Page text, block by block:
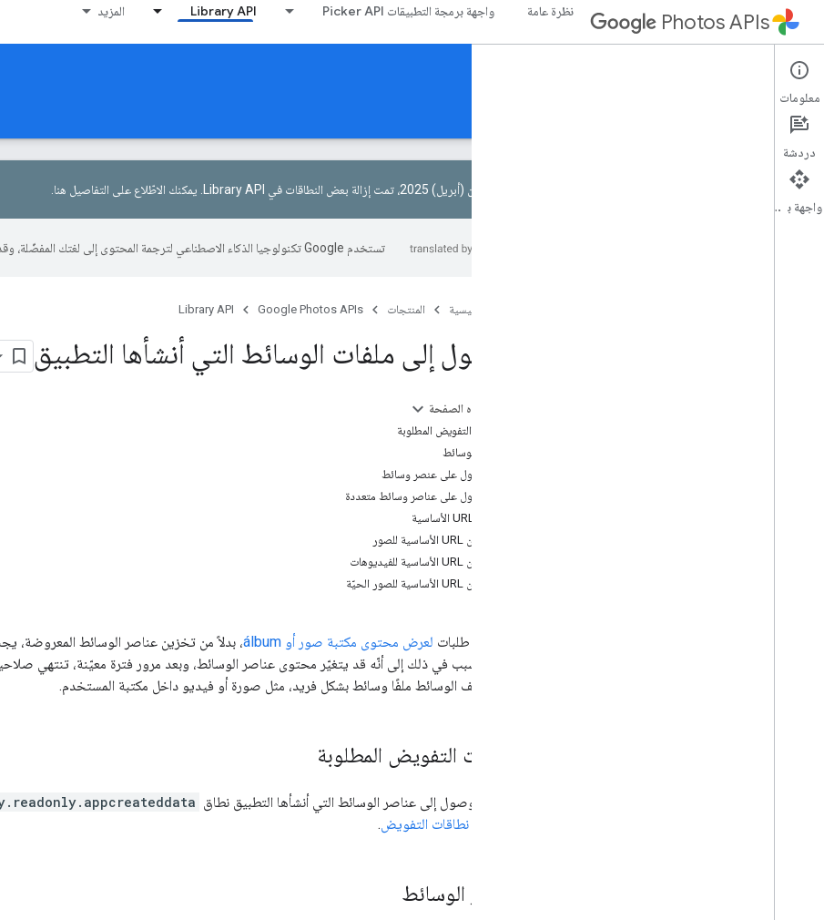
Photos APIs نظرة عامة واجهة برمجة التطبيقات Picker API Library API المزيد
Library API
الأدلة
يمكنك الاطّلاع على التفاصيل هنا
تستخدم Google تكنولوجيا الذكاء الاصطناعي لترجمة المحتوى إلى لغتك المفضّلة، وقد تتضمّن بعض الأخطاء.
الصفحة الرئيسية المنتجات Google Photos APIs
Library API
الوصول إلى ملفات الوسائط التي أنشأها التطبيق
على هذه الصفحة
نطاقات التفويض المطلوبة
عناصر الوسائط
الحصول على عنصر وسائط
الحصول على عناصر وسائط متعددة
عناوين URL الأساسية للصور
عناوين URL الأساسية للفيديوهات
عناوين URL الأساسية للصور الحيّة
بعد إجراء طلبات لعرض محتوى مكتبة صور أو álbum
، بدلاً من تخزين عناصر الوسائط المعروضة،
تعريف ملف الوسائط ملفًا وسائط بشكل فريد، مثل صورة أو فيديو داخل مكتبة المستخدم.
نطاقات التفويض المطلوبة
يتطلب الوصول إلى عناصر الوسائط التي أنشأها التطبيق نطاق
نطاقات التفويض.
عناصر الوسائط
معلومات
دردشة
واجهة برمجة التطبيقات